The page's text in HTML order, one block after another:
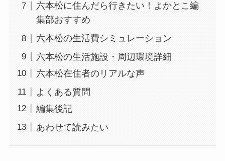
六本松に住んだら行きたい！よかとこ編
集部おすすめ
六本松の生活費シミュレーション
六本松の生活施設・周辺環境詳細
六本松在住者のリアルな声
よくある質問
編集後記
あわせて読みたい